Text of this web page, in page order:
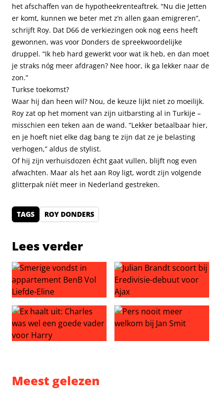
het afschaffen van de hypotheekrenteaftrek. “Nu die Jetten
er komt, kunnen we beter met z’n allen gaan emigreren”,
schrijft Roy. Dat D66 de verkiezingen ook nog eens heeft
gewonnen, was voor Donders de spreekwoordelijke
druppel. “Ik heb hard gewerkt voor wat ik heb, en dan moet
je straks nóg meer afdragen? Nee hoor, ik ga lekker naar de
zon.”
Turkse toekomst?
Waar hij dan heen wil? Nou, de keuze lijkt niet zo moeilijk.
Roy zat op het moment van zijn uitbarsting al in Turkije –
misschien een teken aan de wand. “Lekker betaalbaar hier,
en je hoeft niet elke dag bang te zijn dat ze je belasting
verhogen,” aldus de stylist.
Of hij zijn verhuisdozen écht gaat vullen, blijft nog even
afwachten. Maar als het aan Roy ligt, wordt zijn volgende
glitterpak níét meer in Nederland gestreken.
TAGS ROY DONDERS
Lees verder
Smerige vondst in appartement BenB Vol Liefde-Eline
Julian Brandt scoort bij
Meest gelezen